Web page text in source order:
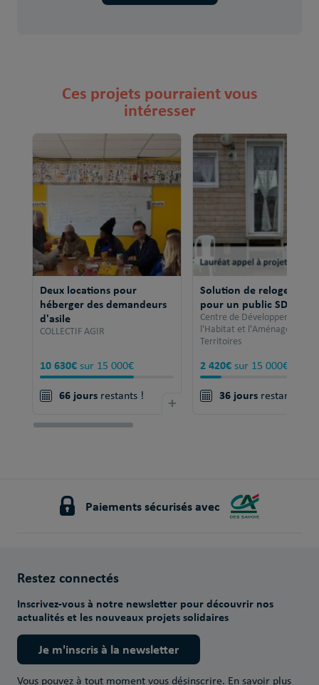
Ces projets pourraient vous
intéresser
Deux locations pour
héberger des demandeurs
d'asile
COLLECTIF AGIR
10 630€ sur 15 000€
66 jours restants ! +
Solution de relogement
pour un public SDF
Centre de Développement
l'Habitat et l'Aménagement
Territoires
2 420€ sur 15 000€
36 jours restants !
Paiements sécurisés avec
Restez connectés
Inscrivez-vous à notre newsletter pour découvrir nos
actualités et les nouveaux projets solidaires
Je m'inscris à la newsletter
Vous pouvez à tout moment vous désinscrire. En savoir plus